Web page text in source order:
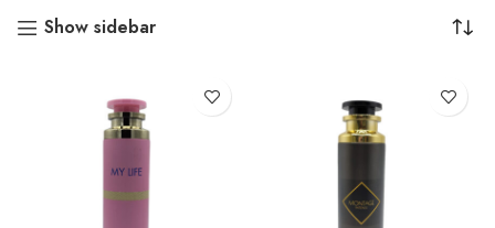
Show sidebar